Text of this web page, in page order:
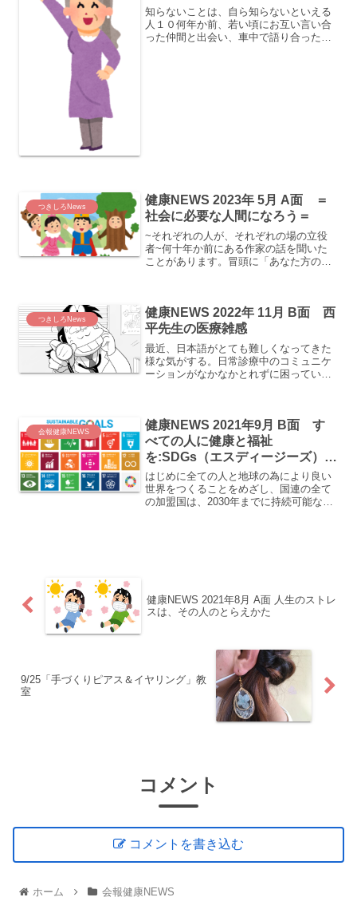
知らないことは、自ら知らないといえる
人１０何年か前、若い頃にお互い言い合
った仲間と出会い、車中で語り合ったこ
つきしろNews
健康NEWS 2023年 5月 A面 ＝
社会に必要な人間になろう＝
~それぞれの人が、それぞれの場の立役
者~何十年か前にある作家の話を聞いた
ことがあります。冒頭に「あなた方の中
う。中には結婚をして子供...
つきしろNews
健康NEWS 2022年 11月 B面 西
平先生の医療雑感
最近、日本語がとても難しくなってきた
様な気がする。日常診療中のコミュニケ
ーションがなかなかとれずに困ってい
添いの人がずっと喋って、本...
会報健康NEWS
健康NEWS 2021年9月 B面 す
べての人に健康と福祉
を:SDGs（エスディージーズ）行
動目標３
はじめに全ての人と地球の為により良い
世界をつくることをめざし、国連の全て
の加盟国は、2030年までに持続可能な開
健康NEWS 2021年8月 A面 人生のストレ
スは、その人のとらえかた
9/25「手づくりピアス＆イヤリング」教
室
コメント
コメントを書き込む
ホーム 会報健康NEWS